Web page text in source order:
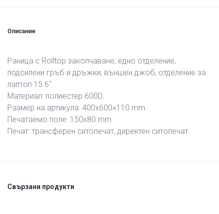
Описание
Раница с Rolltop закопчаване, едно отделение,
подсилени гръб и дръжки, външен джоб, отделение за
лаптоп 15.6“.
Материал: полиестер 600D.
Размер на артикула: 400х600×110 mm.
Печатаемо поле: 150х80 mm.
Печат: трансферен ситопечат, директен ситопечат.
Свързани продукти